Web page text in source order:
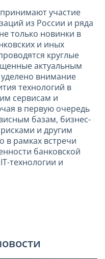
участие
из России и ряда
только новинки в
и иных
круглые
актуальным
внимание
технологий в
сервисам и
в первую очередь
базам, бизнес-
и другим
рамках встречи
банковской
технологии и